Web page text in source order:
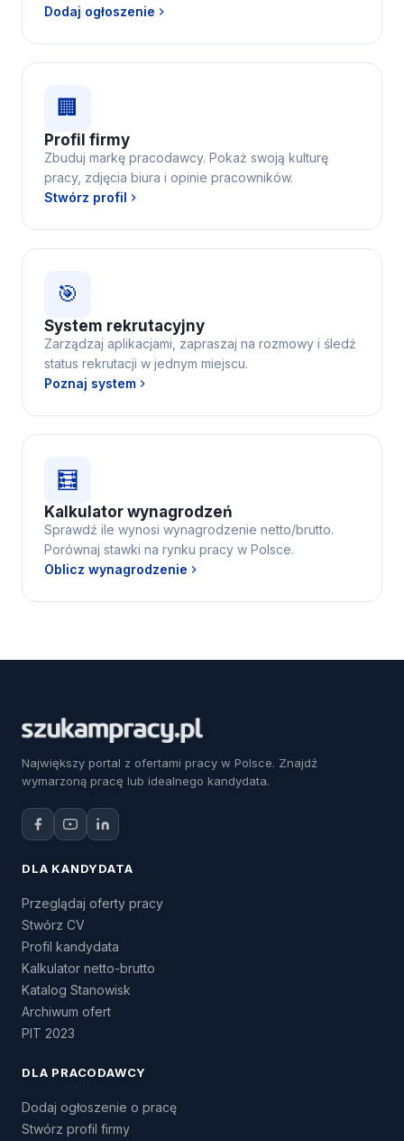
Dodaj ogłoszenie
🏢
Profil firmy
Zbuduj markę pracodawcy. Pokaż swoją kulturę
pracy, zdjęcia biura i opinie pracowników.
Stwórz profil
🎯
System rekrutacyjny
Zarządzaj aplikacjami, zapraszaj na rozmowy i śledź
status rekrutacji w jednym miejscu.
Poznaj system
🧮
Kalkulator wynagrodzeń
Sprawdź ile wynosi wynagrodzenie netto/brutto.
Porównaj stawki na rynku pracy w Polsce.
Oblicz wynagrodzenie
Największy portal z ofertami pracy w Polsce. Znajdź
wymarzoną pracę lub idealnego kandydata.
DLA KANDYDATA
Przeglądaj oferty pracy
Stwórz CV
Profil kandydata
Kalkulator netto-brutto
Katalog Stanowisk
Archiwum ofert
PIT 2023
DLA PRACODAWCY
Dodaj ogłoszenie o pracę
Stwórz profil firmy